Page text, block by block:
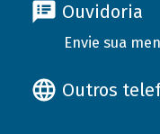
Ouvidoria
Envie sua
Outros